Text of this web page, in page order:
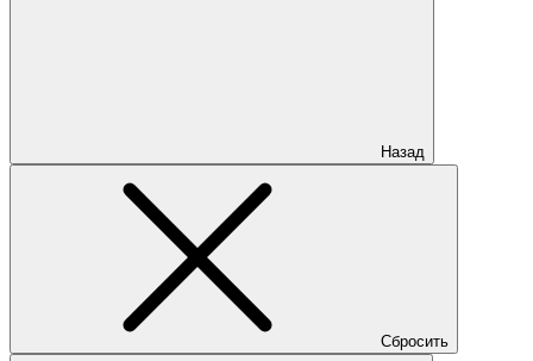
Назад
Сбросить